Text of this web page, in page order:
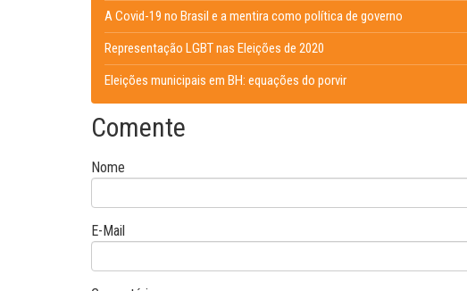
A Covid-19 no Brasil e a mentira como política de governo
Representação LGBT nas Eleições de 2020
Eleições municipais em BH: equações do porvir
Comente
Nome
E-Mail